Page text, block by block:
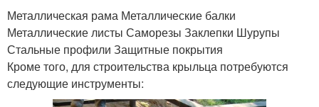
Металлическая рама Металлические балки
Металлические листы Саморезы Заклепки Шурупы
Стальные профили Защитные покрытия
Кроме того, для строительства крыльца потребуются
следующие инструменты: